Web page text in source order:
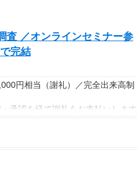
査 ／オンラインセミナー参
完結
円相当（謝礼）／完全出来高制
承認を経て謝礼をお支払いします
、リアルな感想を送るだけ♪